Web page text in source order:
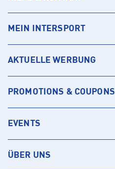
MEIN INTERSPORT
AKTUELLE WERBUNG
PROMOTIONS & COUPONS
EVENTS
ÜBER UNS